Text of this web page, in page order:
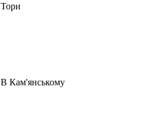
Тори
В Кам'янському